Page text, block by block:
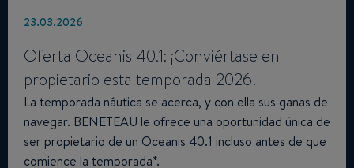
23.03.2026
Oferta Oceanis 40.1: ¡Conviértase en
propietario esta temporada 2026!
La temporada náutica se acerca, y con ella sus ganas de
navegar. BENETEAU le ofrece una oportunidad única de
ser propietario de un Oceanis 40.1 incluso antes de que
comience la temporada*.